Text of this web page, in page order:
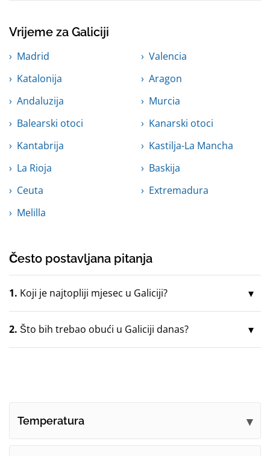
Vrijeme za Galiciji
Madrid
Valencia
Katalonija
Aragon
Andaluzija
Murcia
Balearski otoci
Kanarski otoci
Kantabrija
Kastilja-La Mancha
La Rioja
Baskija
Ceuta
Extremadura
Melilla
Često postavljana pitanja
1. Koji je najtopliji mjesec u Galiciji?
2. Što bih trebao obući u Galiciji danas?
Temperatura